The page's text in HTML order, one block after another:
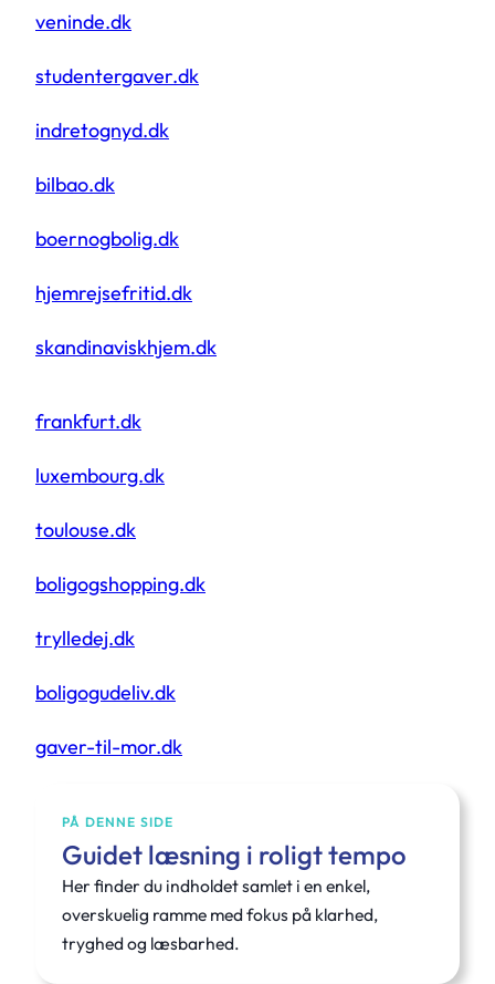
veninde.dk
studentergaver.dk
indretognyd.dk
bilbao.dk
boernogbolig.dk
hjemrejsefritid.dk
skandinaviskhjem.dk
frankfurt.dk
luxembourg.dk
toulouse.dk
boligogshopping.dk
trylledej.dk
boligogudeliv.dk
gaver-til-mor.dk
PÅ DENNE SIDE
Guidet læsning i roligt tempo
Her finder du indholdet samlet i en enkel,
overskuelig ramme med fokus på klarhed,
tryghed og læsbarhed.